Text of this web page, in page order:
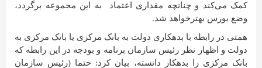
کمک می‌کند و چنانچه مقداری اعتماد به این مجموعه برگردد،
وضع بورس بهترخواهد شد.
همتی در رابطه با بدهکاری دولت به بانک مرکزی یا بانک مرکزی به
دولت و اظهار نظر رئیس سازمان برنامه و بودجه در این رابطه که
بانک مرکزی را بدهکار دانسته، بیان کرد: حتما (رئیس سازمان